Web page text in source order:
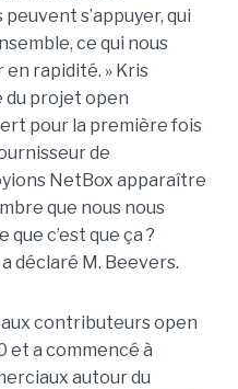
s’appuyer, qui
ce qui nous
rapidité. » Kris
du projet open
pour la première fois
de
NetBox apparaître
que nous nous
que c’est que ça ?
déclaré M. Beevers.
contributeurs open
et a commencé à
autour du